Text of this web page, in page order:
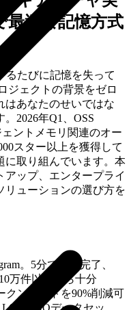
最適な記憶方式
るたびに記憶を失って
ジェクトの背景をゼロ
はあなたのせいではな
2026年Q1、OSS
ントメモリ関連のオー
スター以上を獲得して
に取り組んでいます。本
ップ、エンタープライ
リューションの選び方を
。5分で設定完了、
万件以下なら十分
クンコストを90%削減可
データセッ